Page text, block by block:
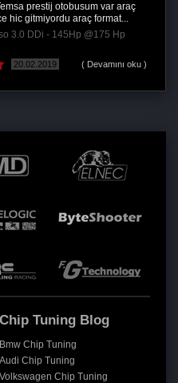
prestij otobusum var araç
hic gitmiyordu araç format...
3.0 DDi - 145Hp @175 Hp
20.02.2019 ( Devamını oku )
Chip Tuning Blog
Bmw Chip Tuning
Audi Chip Tuning
Volkswagen Chip Tuning